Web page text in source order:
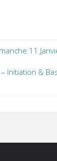
11
Initiation &